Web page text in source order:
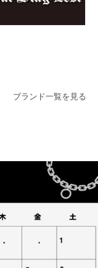
ブランド一覧を見る